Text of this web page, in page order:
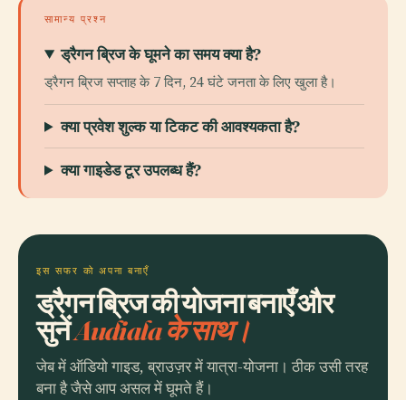
सामान्य प्रश्न
ड्रैगन ब्रिज के घूमने का समय क्या है?
ड्रैगन ब्रिज सप्ताह के 7 दिन, 24 घंटे जनता के लिए खुला है।
क्या प्रवेश शुल्क या टिकट की आवश्यकता है?
क्या गाइडेड टूर उपलब्ध हैं?
इस सफर को अपना बनाएँ
ड्रैगन ब्रिज की योजना बनाएँ और
सुनेंAudiala के साथ।
जेब में ऑडियो गाइड, ब्राउज़र में यात्रा-योजना। ठीक उसी तरह
बना है जैसे आप असल में घूमते हैं।